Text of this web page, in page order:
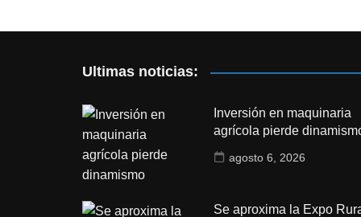
Ultimas noticias:
Inversión en maquinaria
agrícola pierde
agosto 6, 2026
Se aproxima la Expo